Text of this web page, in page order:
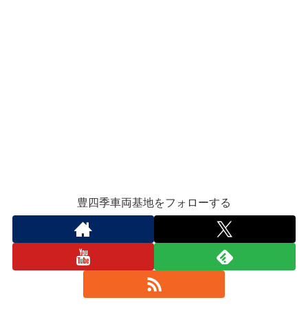
豊四季車両基地をフォローする